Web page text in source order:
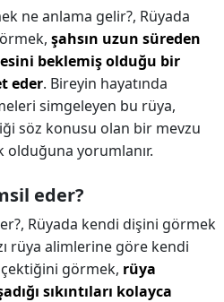
ne anlama gelir?, Rüyada
şahsın uzun süreden
beklemiş olduğu bir
eder. Bireyin hayatında
simgeleyen bu rüya,
söz konusu olan bir mevzu
olduğuna yorumlanır.
eder?
Rüyada kendi dişini görmek
rüya alimlerine göre kendi
çektiğini görmek, rüya
sıkıntıları kolayca